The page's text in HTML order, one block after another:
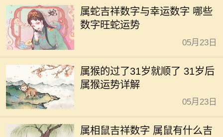
属蛇吉祥数字与幸运数字 哪些
数字旺蛇运势
05月23日
属猴的过了31岁就顺了 31岁后
属猴运势详解
05月23日
属相鼠吉祥数字 属鼠有什么吉